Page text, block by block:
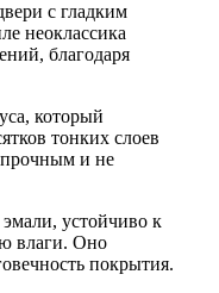
с гладким
неоклассика
благодаря
который
тонких слоев
прочным и не
устойчиво к
влаги. Оно
покрытия.